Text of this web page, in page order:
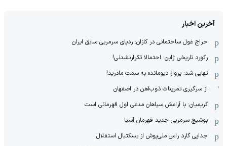
آخرین اخبار
حراج غول ساختمانی در کازان: ردپای سرمربی سابق ایران
رکورد تاریخی ژاپن: احتمالا تکرارنشدنی!
نهایی شد: پرواز دیومانده به سمت مادرید!
از سرگیری تمرینات ذوب‌آهن در اصفهان
کریمیان: با آرامش سپاهان مدعی اول قهرمانی است
بوشیچ سرمربی جدید قهرمان آسیا
جدایی گارد راس ملی‌پوش از بسکتبال استقلال